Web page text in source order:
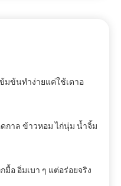
มข้นทำง่ายแค่ใช้เตาอ
กาล ข้าวหอม ไก่นุ่ม น้ำจิ้ม
มื้อ อิ่มเบา ๆ แต่อร่อยจริง